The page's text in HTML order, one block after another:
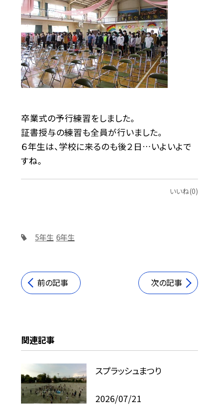
卒業式の予行練習をしました。
証書授与の練習も全員が行いました。
６年生は、学校に来るのも後２日…いよいよで
すね。
いいね(0)
5年生 6年生
前の記事 次の記事
関連記事
スプラッシュまつり
2026/07/21